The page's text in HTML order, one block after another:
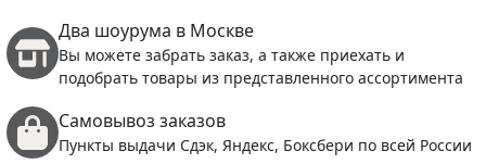
Два шоурума в Москве
Вы можете забрать заказ, а также приехать и
подобрать товары из представленного ассортимента
Самовывоз заказов
Пункты выдачи Сдэк, Яндекс, Боксбери по всей России